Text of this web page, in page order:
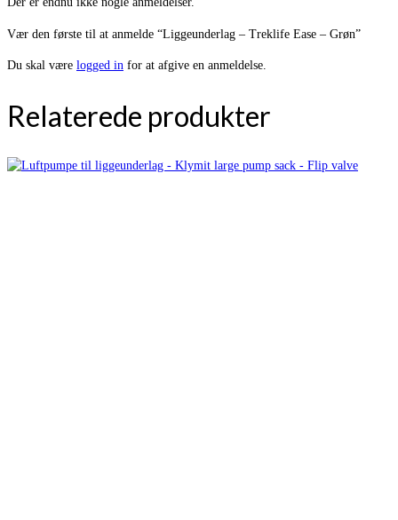
Vær den første til at anmelde “Liggeunderlag – Treklife Ease – Grøn”
Du skal være logged in for at afgive en anmeldelse.
Relaterede produkter